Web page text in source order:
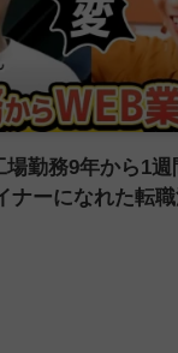
場勤務9年から1
ナーになれた転